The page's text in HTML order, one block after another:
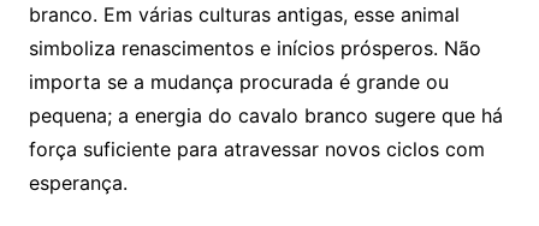
branco. Em várias culturas antigas, esse animal
simboliza renascimentos e inícios prósperos. Não
importa se a mudança procurada é grande ou
pequena; a energia do cavalo branco sugere que há
força suficiente para atravessar novos ciclos com
esperança.